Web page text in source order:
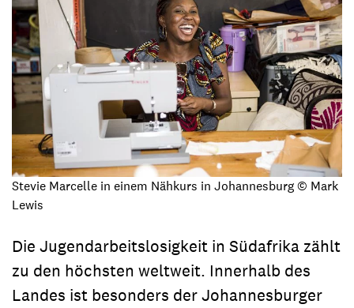
Stevie Marcelle in einem Nähkurs in Johannesburg © Mark
Lewis
Die Jugendarbeitslosigkeit in Südafrika zählt
zu den höchsten weltweit. Innerhalb des
Landes ist besonders der Johannesburger